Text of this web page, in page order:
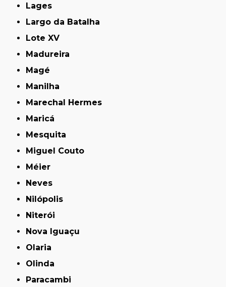
Lages
Largo da Batalha
Lote XV
Madureira
Magé
Manilha
Marechal Hermes
Maricá
Mesquita
Miguel Couto
Méier
Neves
Nilópolis
Niterói
Nova Iguaçu
Olaria
Olinda
Paracambi